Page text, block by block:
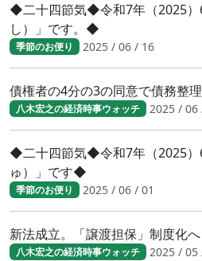
◆二十四節気◆令和7年（2025）
し）」です。◆
季節のお便り 2025 / 06 / 16
債権者の4分の3の同意で債務整
八木宏之の経済時事ウォッチ 2025 / 06
◆二十四節気◆令和7年（2025）
ゅ）」です◆
季節のお便り 2025 / 06 / 01
新法成立。「譲渡担保」制度化へ
八木宏之の経済時事ウォッチ 2025 / 05